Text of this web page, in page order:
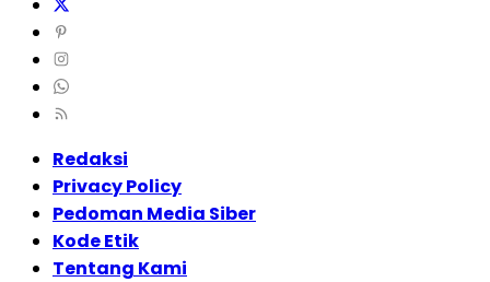
Redaksi
Privacy Policy
Pedoman Media Siber
Kode Etik
Tentang Kami